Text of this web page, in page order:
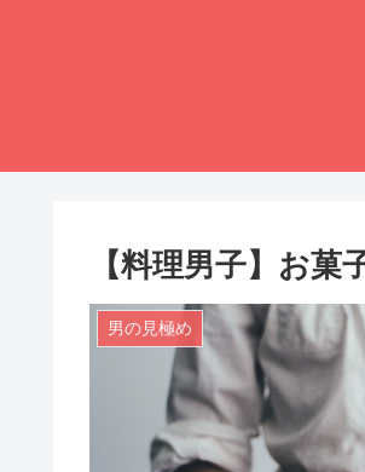
【料理男子】お
男の見極め